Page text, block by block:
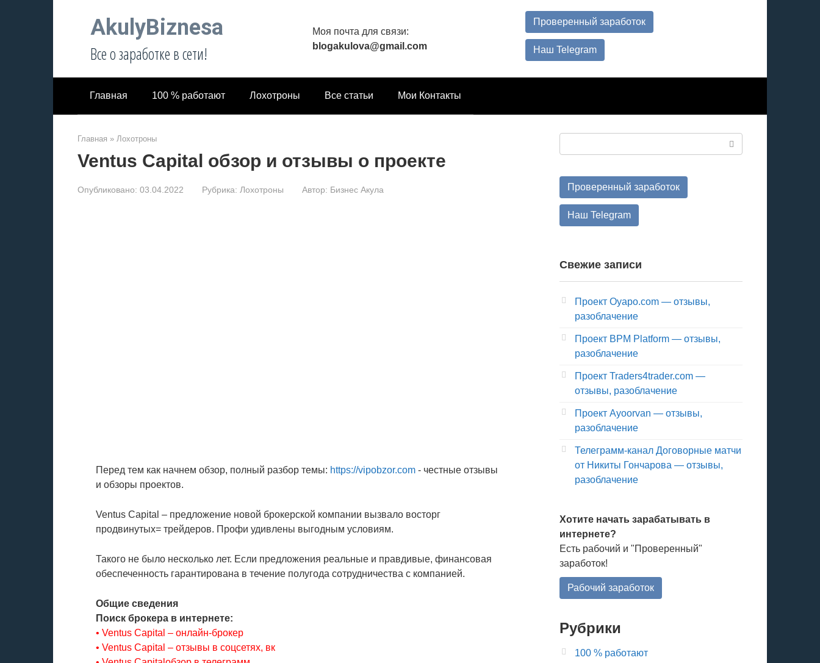
AkulyBiznesa
Все о заработке в сети!
Моя почта для связи:
blogakulova@gmail.com
Проверенный заработок
Наш Telegram
Главная 100 % работают Лохотроны Все статьи Мои Контакты
Главная » Лохотроны
Ventus Capital обзор и отзывы о проекте
Опубликовано: 03.04.2022 Рубрика: Лохотроны Автор: Бизнес Акула
Перед тем как начнем обзор, полный разбор темы: https://vipobzor.com - честные отзывы
и обзоры проектов.
Ventus Capital – предложение новой брокерской компании вызвало восторг
продвинутых= трейдеров. Профи удивлены выгодным условиям.
Такого не было несколько лет. Если предложения реальные и правдивые, финансовая
обеспеченность гарантирована в течение полугода сотрудничества с компанией.
Общие сведения
Поиск брокера в интернете:
• Ventus Capital – онлайн-брокер
• Ventus Capital – отзывы в соцсетях, вк
Проверенный заработок
Наш Telegram
Свежие записи
Проект Oyapo.com — отзывы,
разоблачение
Проект BPM Platform — отзывы,
разоблачение
Проект Traders4trader.com —
отзывы, разоблачение
Проект Ayoorvan — отзывы,
разоблачение
Телеграмм-канал Договорные матчи
от Никиты Гончарова — отзывы,
разоблачение
Хотите начать зарабатывать в
интернете?
Есть рабочий и "Проверенный"
заработок!
Рабочий заработок
Рубрики
100 % работают